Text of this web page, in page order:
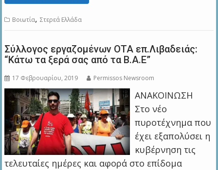
Βοιωτία,Στερεά Ελλάδα
Σύλλογος εργαζομένων OTA επ.Λιβαδειάς:
“Κάτω τα ξερά σας από τα Β.Α.Ε”
17 Φεβρουαρίου, 2019 Permissos Newsroom
ΑΝΑΚΟΙΝΩΣΗ
Στο νέο
πυροτέχνημα που
έχει εξαπολύσει η
κυβέρνηση τις
τελευταίες ημέρες και αφορά στο επίδομα